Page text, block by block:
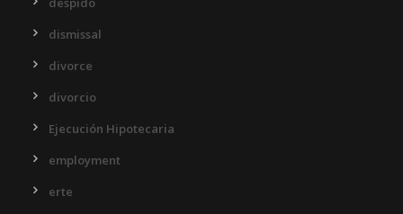
dismissal
divorce
divorcio
Ejecución Hipotecaria
employment
erte